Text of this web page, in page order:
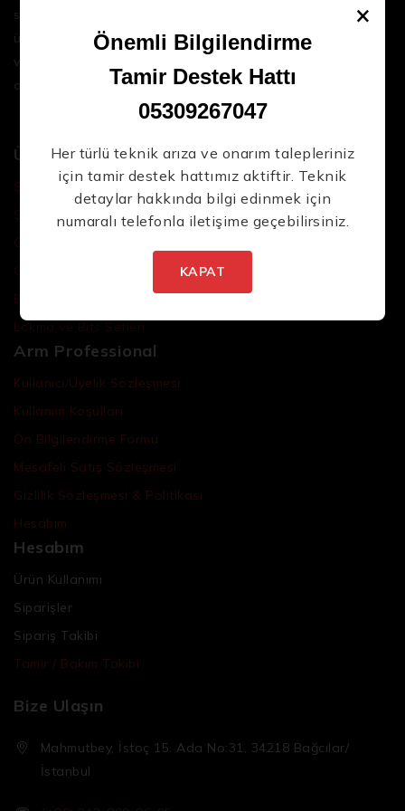
sektördeki en son teknolojileri ve yüksek kaliteli
ürünleri bir araya getirerek iş süreçlerinizi daha
verimli ve sorunsuz hale getirmenize yardımcı
oluyoruz.
Ürünler
Şarjlı El Aletleri
Şarjlı Led Lambalar
Özel Tasarım El Aletleri
Cırcır Kolları
Batarya ve Adaptörler
Lokma ve Bits Setleri
Arm Professional
Kullanıcı/Üyelik Sözleşmesi
Kullanım Koşulları
Ön Bilgilendirme Formu
Mesafeli Satış Sözleşmesi
Gizlilik Sözleşmesi & Politikası
Hesabım
Hesabım
Ürün Kullanımı
Siparişler
Sipariş Takibi
Tamir / Bakım Takibi
Bize Ulaşın
Mahmutbey, İstoç 15. Ada No:31, 34218 Bağcılar/
İstanbul
×
Önemli Bilgilendirme
Tamir Destek Hattı
05309267047
Her türlü teknik arıza ve onarım talepleriniz
için tamir destek hattımız aktiftir. Teknik
detaylar hakkında bilgi edinmek için
numaralı telefonla iletişime geçebilirsiniz.
KAPAT